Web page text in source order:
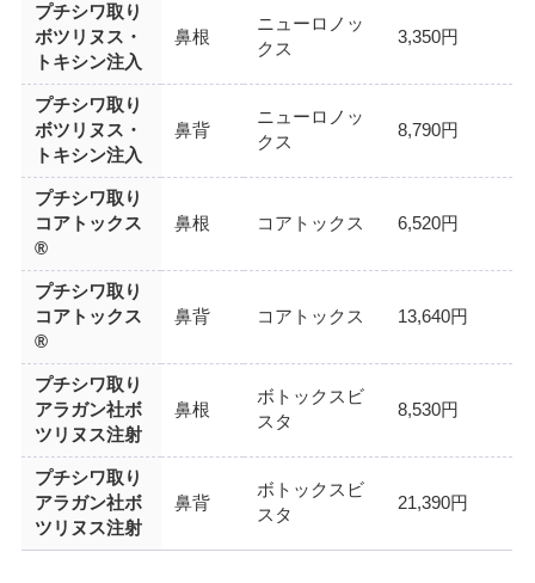
プチシワ取り
ボツリヌス・
トキシン注入
鼻根
ニューロノッ
クス
3,350円
プチシワ取り
ボツリヌス・
トキシン注入
鼻背
ニューロノッ
クス
8,790円
プチシワ取り
コアトックス
®
鼻根 コアトックス 6,520円
プチシワ取り
コアトックス
®
鼻背 コアトックス 13,640円
プチシワ取り
アラガン社ボ
ツリヌス注射
鼻根
ボトックスビ
スタ
8,530円
プチシワ取り
アラガン社ボ
ツリヌス注射
鼻背
ボトックスビ
スタ
21,390円